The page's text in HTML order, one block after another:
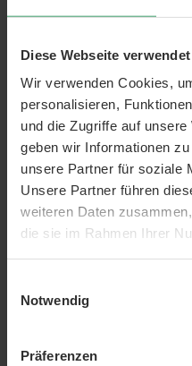
Diese Webseite
Wir verwenden Cookies,
personalisieren,
und die Zugriffe auf
geben wir Informationen
unsere Partner für soziale
Unsere Partner führen
weiteren Daten
die sie im Rahmen Ihrer
Notwendig
Präferenzen